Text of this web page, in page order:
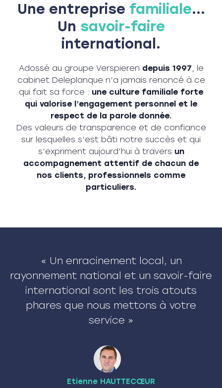
Une entreprise familiale...
Un savoir-faire
international.
Adossé au groupe Verspieren depuis 1997, le
cabinet Deleplanque n’a jamais renoncé à ce
qui fait sa force : une culture familiale forte
qui valorise l’engagement personnel et le
respect de la parole donnée.
Des valeurs de transparence et de confiance
sur lesquelles s’est bâti notre succès et qui
s’expriment aujourd’hui à travers un
accompagnement attentif de chacun de
nos clients, professionnels comme
particuliers.
« Un enracinement local, un
rayonnement national et un savoir-faire
international sont les trois atouts
phares que nous mettons à votre
service »
Etienne HAUTTECŒUR